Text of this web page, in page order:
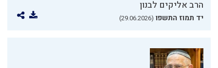
הרב אליקים לבנון
יד תמוז התשפו (29.06.2026)